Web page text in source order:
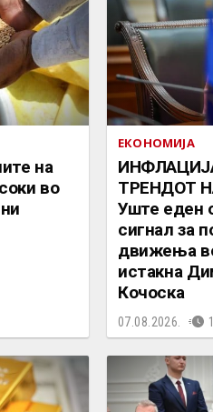
на
во
ЕКОНОМИЈА
ТРЕНДОТ
Уште еден
сигнал за
движења
истакна
Кочоска
07.08.2026.